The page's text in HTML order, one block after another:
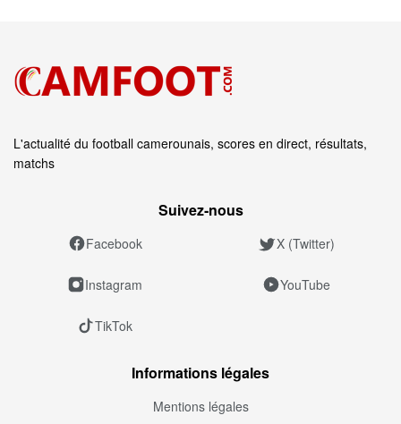
L'actualité du football camerounais, scores en direct, résultats,
matchs
Suivez‑nous
Facebook X (Twitter)
Instagram YouTube
TikTok
Informations légales
Mentions légales